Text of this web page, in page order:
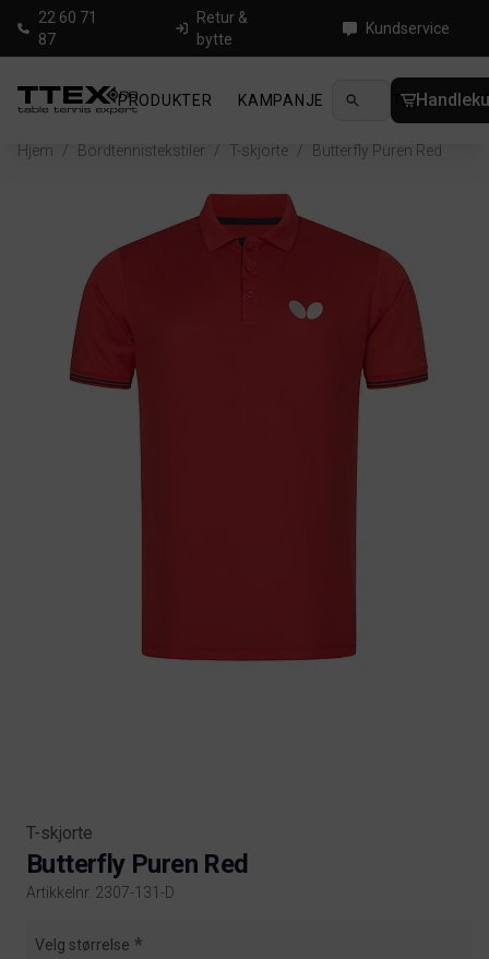
22 60 71
87
Retur &
bytte
Kundservice
PRODUKTER KAMPANJE NYHETER
Hjem / Bordtennistekstiler / T-skjorte / Butterfly Puren Red
T-skjorte
Butterfly Puren Red
Artikkelnr. 2307-131-D
Product information
Velg størrelse